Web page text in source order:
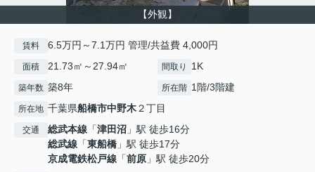
【外観】
賃料 6.5万円～7.1万円 管理/共益費 4,000円
面積 21.73㎡～27.94㎡ 間取り 1K
築年数 築8年 所在階 1階/3階建
所在地 千葉県船橋市中野木２丁目
交通 総武本線 「津田沼 」駅 徒歩16分
総武線 「東船橋 」駅 徒歩17分
京成電鉄松戸線 「前原 」駅 徒歩20分